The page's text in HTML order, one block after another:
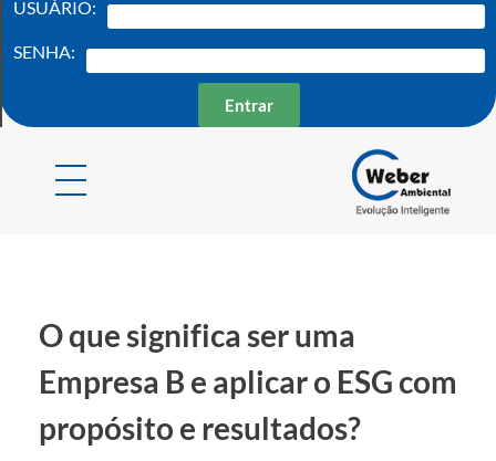
USUÁRIO:
SENHA:
Entrar
O que significa ser uma
Empresa B e aplicar o ESG com
propósito e resultados?